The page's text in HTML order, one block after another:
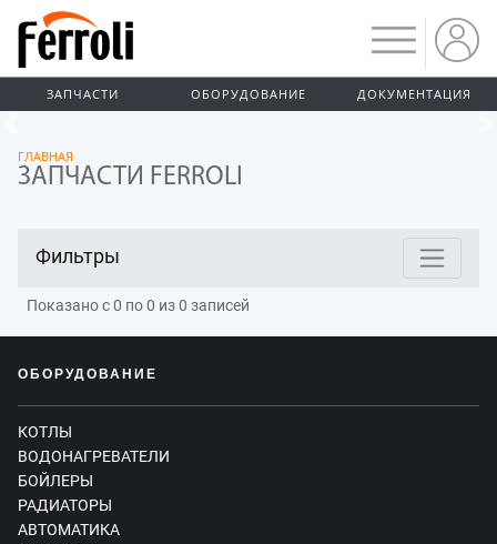
ЗАПЧАСТИ ОБОРУДОВАНИЕ ДОКУМЕНТАЦИЯ
ГЛАВНАЯ
ЗАПЧАСТИ FERROLI
Фильтры
Показано с 0 по 0 из 0 записей
ОБОРУДОВАНИЕ
КОТЛЫ
ВОДОНАГРЕВАТЕЛИ
БОЙЛЕРЫ
РАДИАТОРЫ
АВТОМАТИКА